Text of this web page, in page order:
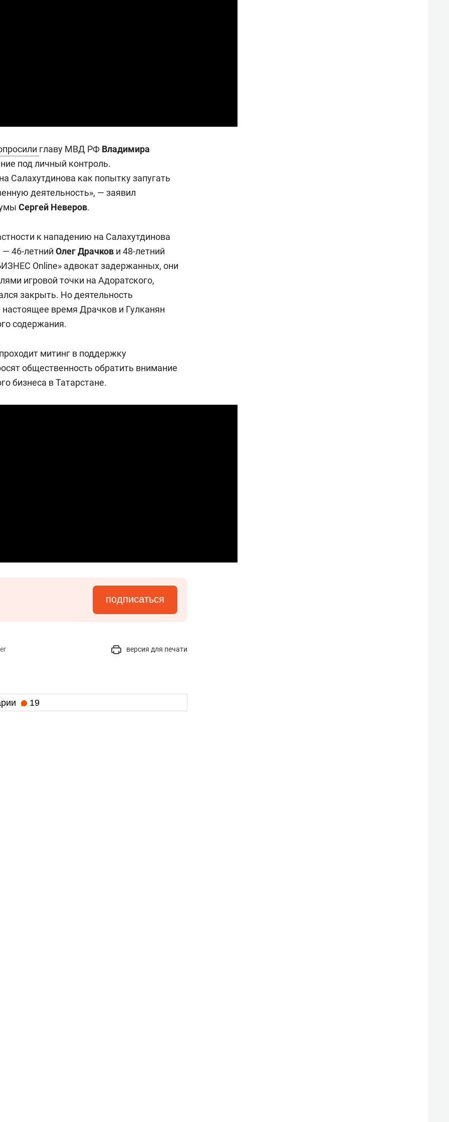
главу МВД РФ Владимира
под личный контроль.
Салахутдинова как попытку запугать
деятельность», — заявил
Сергей Неверов.
к нападению на Салахутдинова
46-летний Олег Драчков и 48-летний
Online» адвокат задержанных, они
игровой точки на Адоратского,
закрыть. Но деятельность
время Драчков и Гулканян
содержания.
митинг в поддержку
общественность обратить внимание
бизнеса в Татарстане.
подписаться
версия для печати
19